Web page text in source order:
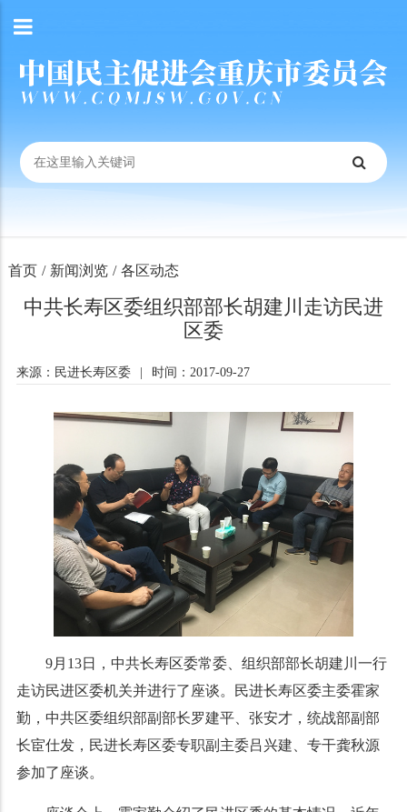
首页 / 新闻浏览 / 各区动态
中共长寿区委组织部部长胡建川走访民进
区委
来源：民进长寿区委 时间：2017-09-27
9月13日，中共长寿区委常委、组织部部长胡建川一行
走访民进区委机关并进行了座谈。民进长寿区委主委霍家
勤，中共区委组织部副部长罗建平、张安才，统战部副部
长宦仕发，民进长寿区委专职副主委吕兴建、专干龚秋源
参加了座谈。